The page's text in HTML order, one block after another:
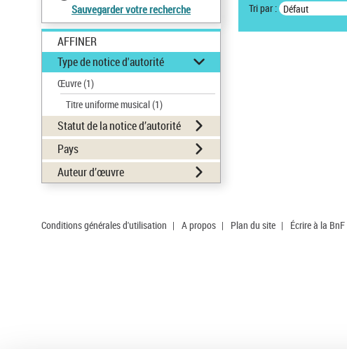
Sauvegarder votre recherche
AFFINER
Type de notice d'autorité
Œuvre(1)
Titre uniforme musical(1)
Statut de la notice d’autorité
Pays
Auteur d’œuvre
Tri par : Défaut
Conditions générales d'utilisation | A propos | Plan du site | Écrire à la BnF